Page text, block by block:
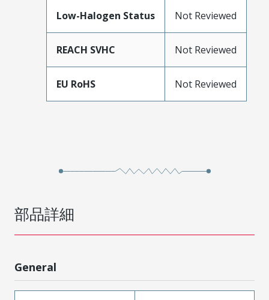
Low-Halogen Status Not Reviewed
REACH SVHC Not Reviewed
EU RoHS Not Reviewed
部品詳細
General